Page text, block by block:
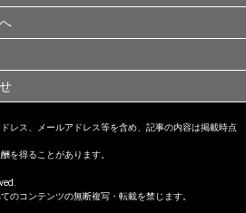
レス、メールアドレス等を含め、記事の内容は掲載時点
を得ることがあります。
のコンテンツの無断複写・転載を禁じます。